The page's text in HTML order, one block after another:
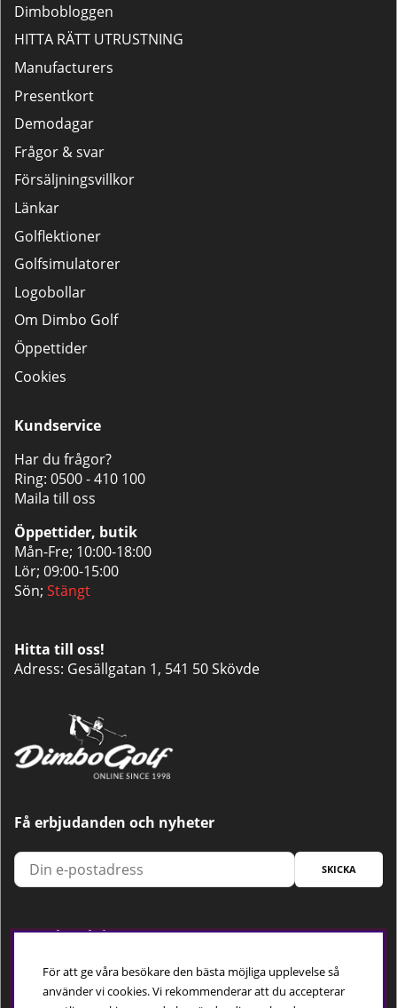
Dimbobloggen
HITTA RÄTT UTRUSTNING
Manufacturers
Presentkort
Demodagar
Frågor & svar
Försäljningsvillkor
Länkar
Golflektioner
Golfsimulatorer
Logobollar
Om Dimbo Golf
Öppettider
Cookies
Kundservice
Har du frågor?
Ring: 0500 - 410 100
Maila till oss
Öppettider, butik
Mån-Fre; 10:00-18:00
Lör; 09:00-15:00
Sön; Stängt
Hitta till oss!
Adress: Gesällgatan 1, 541 50 Skövde
Få erbjudanden och nyheter
SKICKA
Trygg betalning
För att ge våra besökare den bästa möjliga upplevelse så
använder vi cookies. Vi rekommenderar att du accepterar